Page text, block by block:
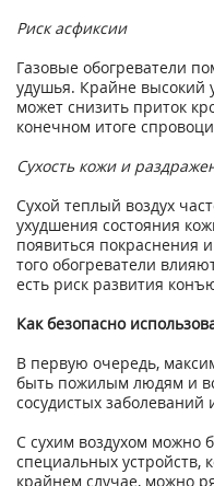
Риск асфиксии
Газовые обогреватели
удушья. Крайне высокий
может снизить приток
конечном итоге
Сухость кожи и
Сухой теплый воздух
ухудшения состояния
появиться покраснения
того обогреватели
есть риск развития
Как безопасно
В первую очередь,
быть пожилым людям и
сосудистых заболеваний
С сухим воздухом можно
специальных устройств,
крайнем случае, можно